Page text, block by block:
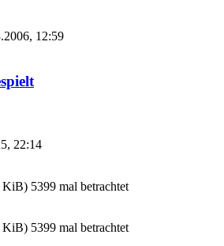
12:59
22:14
5399 mal betrachtet
5399 mal betrachtet